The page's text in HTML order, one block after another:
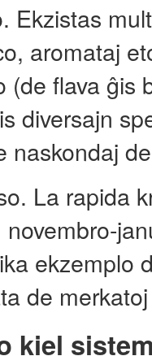
Ekzistas
aromataj
(de flava ĝis
diversajn
naskondaj
La rapida
ekzemplo
de
kiel